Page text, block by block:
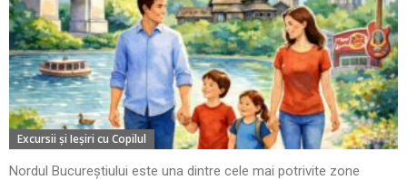
Excursii şi Ieşiri cu Copilul
Nordul Bucureștiului este una dintre cele mai potrivite zone